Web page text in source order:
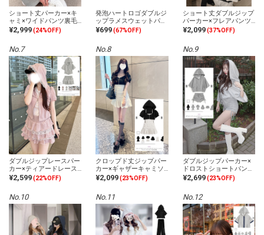
ショート丈パーカー×キ
ャミ×ワイドパンツ裏毛
セットアップ
¥2,999(24%OFF)
発泡ハートロゴダブルジ
ップラメスウェットパー
カー
¥699 (67%OFF)
ショート丈ダブルジップ
パーカー×フレアパンツ
スウェットセットアップ
¥2,099 (37%OFF)
No.7
ダブルジップレースパー
カー×ティアードレース
ミニスカートスウェット
セットアップ
¥2,599(22%OFF)
No.8
クロップド丈ジップパー
カー×ギャザーキャミソ
ールミニワンピースアン
サンブル
¥2,099 (23%OFF)
No.9
ダブルジップパーカー×
ドロストショートパンツ
セットアップ
¥2,699 (23%OFF)
No.10 No.11 No.12